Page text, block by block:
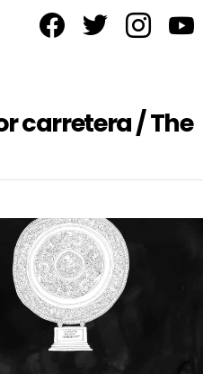
carretera / The